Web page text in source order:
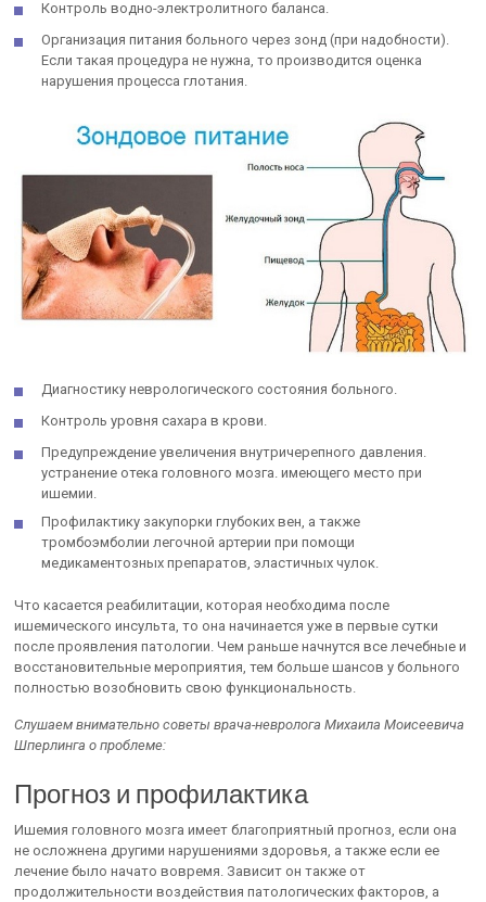
Контроль водно-электролитного баланса.
Организация питания больного через зонд (при надобности).
Если такая процедура не нужна, то производится оценка
нарушения процесса глотания.
Диагностику неврологического состояния больного.
Контроль уровня сахара в крови.
Предупреждение увеличения внутричерепного давления.
устранение отека головного мозга. имеющего место при
ишемии.
Профилактику закупорки глубоких вен, а также
тромбоэмболии легочной артерии при помощи
медикаментозных препаратов, эластичных чулок.
Что касается реабилитации, которая необходима после
ишемического инсульта, то она начинается уже в первые сутки
после проявления патологии. Чем раньше начнутся все лечебные и
восстановительные мероприятия, тем больше шансов у больного
полностью возобновить свою функциональность.
Слушаем внимательно советы врача-невролога Михаила Моисеевича
Шперлинга о проблеме:
Прогноз и профилактика
Ишемия головного мозга имеет благоприятный прогноз, если она
не осложнена другими нарушениями здоровья, а также если ее
лечение было начато вовремя. Зависит он также от
продолжительности воздействия патологических факторов, а